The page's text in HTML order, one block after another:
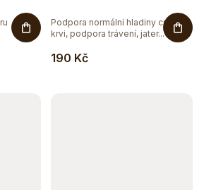
190 Kč
Podpora normální hladiny cukru v
krvi, podpora trávení, jater...